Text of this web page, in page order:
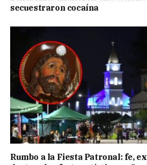
secuestraron cocaína
Rumbo a la Fiesta Patronal: fe,